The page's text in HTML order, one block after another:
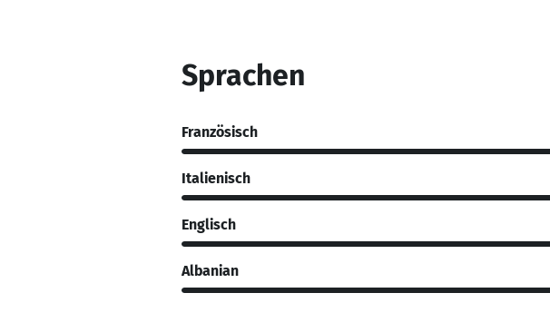
Sprachen
Französisch
Italienisch
Englisch
Albanian